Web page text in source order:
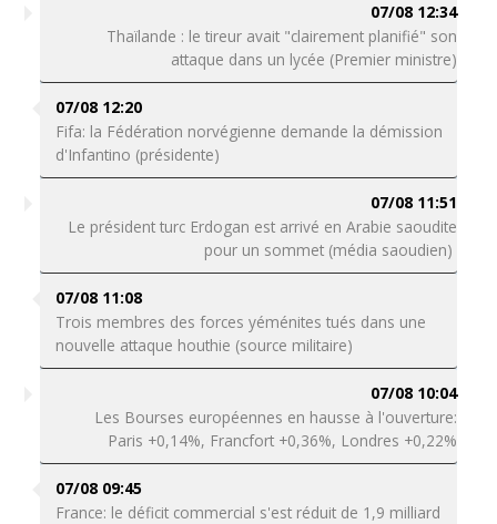
07/08 12:34
Thaïlande : le tireur avait "clairement planifié" son
attaque dans un lycée (Premier ministre)
07/08 12:20
Fifa: la Fédération norvégienne demande la démission
d'Infantino (présidente)
07/08 11:51
Le président turc Erdogan est arrivé en Arabie saoudite
pour un sommet (média saoudien)
07/08 11:08
Trois membres des forces yéménites tués dans une
nouvelle attaque houthie (source militaire)
07/08 10:04
Les Bourses européennes en hausse à l'ouverture:
Paris +0,14%, Francfort +0,36%, Londres +0,22%
07/08 09:45
France: le déficit commercial s'est réduit de 1,9 milliard